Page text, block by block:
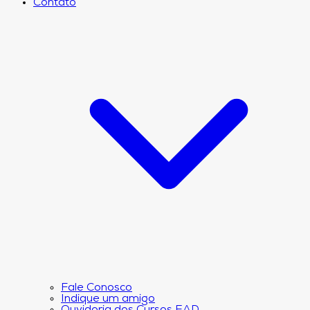
Contato
Fale Conosco
Indique um amigo